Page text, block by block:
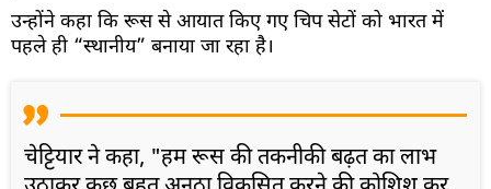
उन्होंने कहा कि रूस से आयात किए गए चिप सेटों को भारत में
पहले ही “स्थानीय” बनाया जा रहा है।
चेट्टियार ने कहा, "हम रूस की तकनीकी बढ़त का लाभ